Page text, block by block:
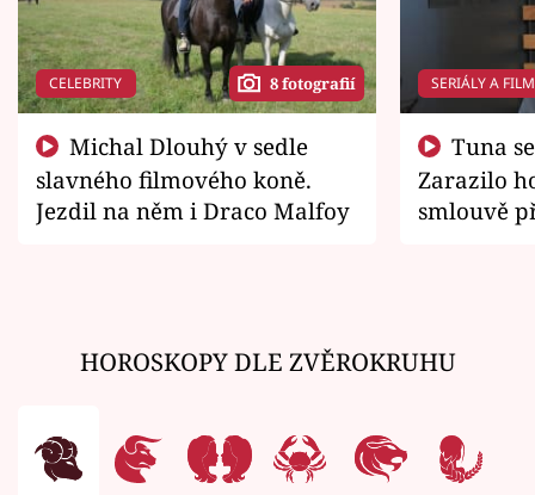
CELEBRITY 8 fotografií
slavného filmového koně.
Jezdil na něm i Draco Malfoy
SERIÁLY A
Zarazilo
smlouvě
HOROSKOPY DLE ZVĚROKRUHU